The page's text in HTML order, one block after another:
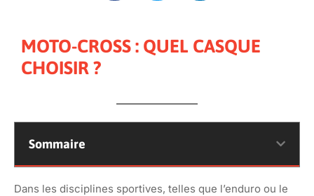
MOTO-CROSS : QUEL CASQUE
CHOISIR ?
Sommaire
Dans les disciplines sportives, telles que l’enduro ou le